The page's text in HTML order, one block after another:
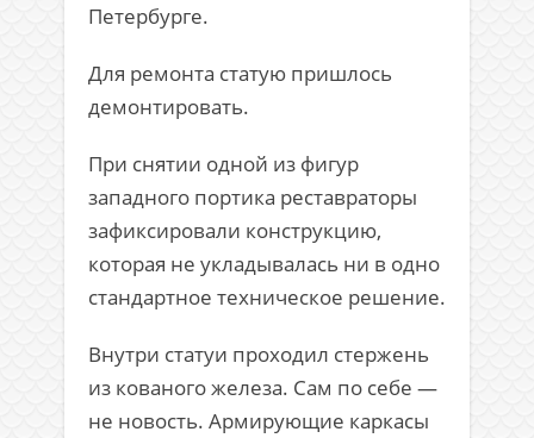
Петербурге.
Для ремонта статую пришлось
демонтировать.
При снятии одной из фигур
западного портика реставраторы
зафиксировали конструкцию,
которая не укладывалась ни в одно
стандартное техническое решение.
Внутри статуи проходил стержень
из кованого железа. Сам по себе —
не новость. Армирующие каркасы